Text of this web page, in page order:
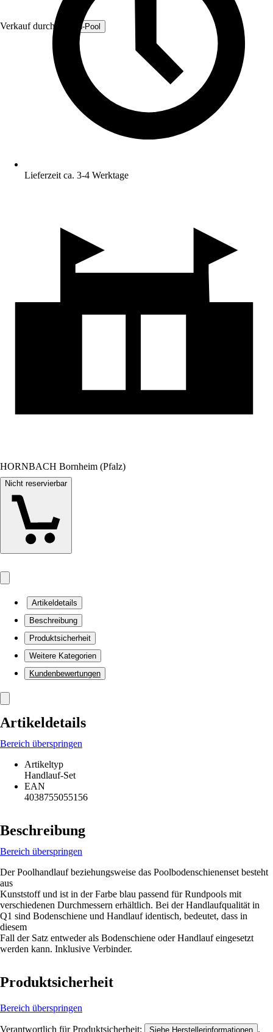
Verkauf durch: Fresh-Pool
Lieferzeit ca. 3-4 Werktage
HORNBACH Bornheim (Pfalz)
Nicht reservierbar
Artikeldetails
Beschreibung
Produktsicherheit
Weitere Kategorien
Kundenbewertungen
Artikeldetails
Bereich überspringen
Artikeltyp
Handlauf-Set
EAN
4038755055156
Beschreibung
Bereich überspringen
Der Poolhandlauf beziehungsweise das Poolbodenschienenset besteht
aus
Kunststoff und ist in der Farbe blau passend für Rundpools mit
verschiedenen Durchmessern erhältlich. Bei der Handlaufqualität in
Q1 sind Bodenschiene und Handlauf identisch, bedeutet, dass in
diesem
Fall der Satz entweder als Bodenschiene oder Handlauf eingesetzt
werden kann. Inklusive Verbinder.
Produktsicherheit
Bereich überspringen
Verantwortlich für Produktsicherheit: Siehe Herstellerinformationen .